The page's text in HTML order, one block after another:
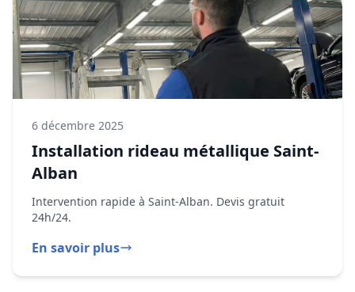
Intervention rapide à Saint-Alban. Devis gratuit
24h/24.
En savoir plus
Dépannage